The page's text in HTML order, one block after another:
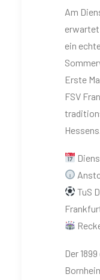
Am
ein
Erste
FSV
Hessens.
TuS
Der